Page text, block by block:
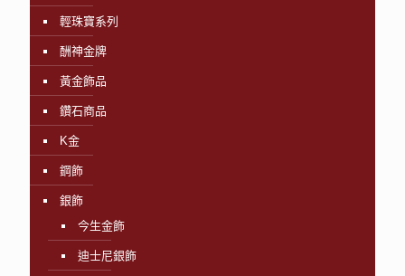
輕珠寶系列
酬神金牌
黃金飾品
鑽石商品
K金
鋼飾
銀飾
今生金飾
迪士尼銀飾